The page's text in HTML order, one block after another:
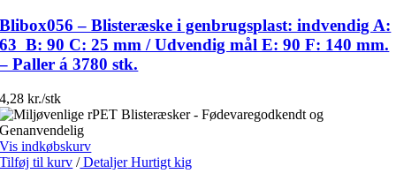
Blibox056 – Blisteræske i genbrugsplast: indvendig A:
63 B: 90 C: 25 mm / Udvendig mål E: 90 F: 140 mm.
– Paller á 3780 stk.
4,28 kr./stk
Vis indkøbskurv
Tilføj til kurv /DetaljerHurtigt kig